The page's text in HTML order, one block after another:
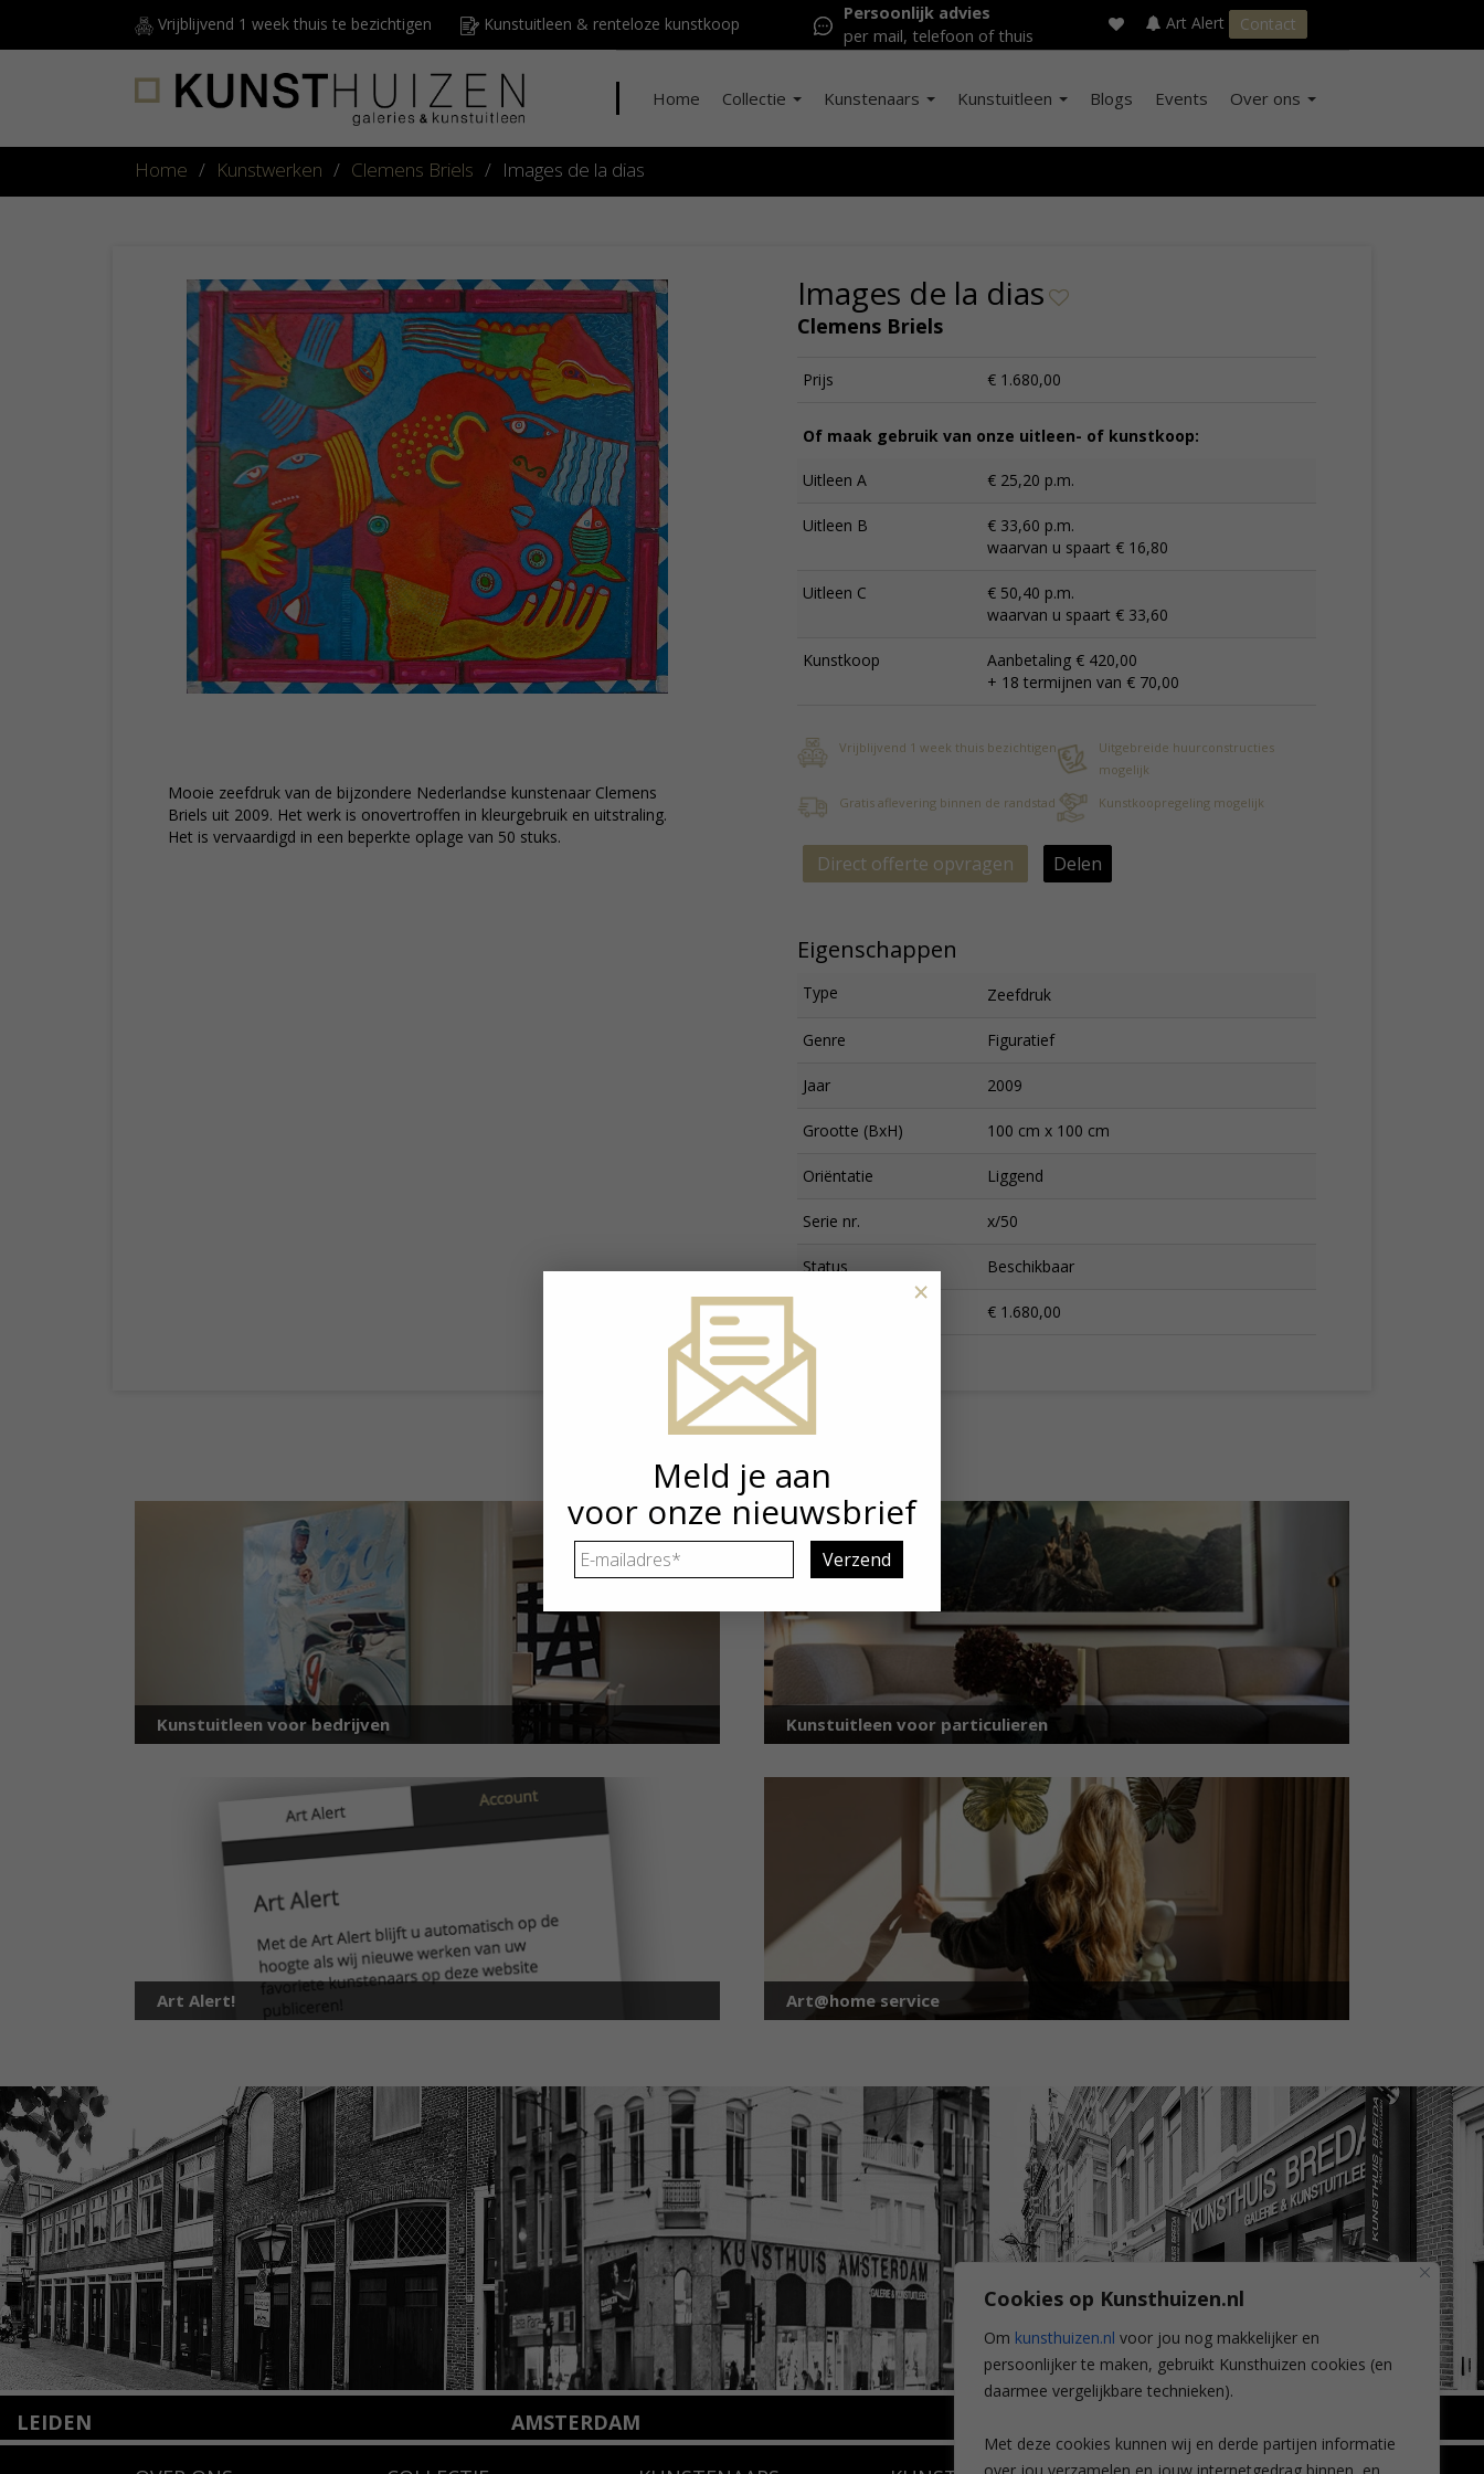
Cookies op Kunsthuizen.nl
Om kunsthuizen.nl voor jou nog makkelijker en
persoonlijker te maken, gebruikt Kunsthuizen cookies (en
daarmee vergelijkbare technieken).
Met deze cookies kunnen wij en derde partijen informatie
Vrijblijvend 1 week thuis te bezichtigen Kunstuitleen & renteloze kunstkoop
Persoonlijk advies
per mail, telefoon of thuis
Art Alert Contact
Home Collectie Kunstenaars Kunstuitleen Blogs Events Over ons
Home / Kunstwerken / Clemens Briels / Images de la dias
Mooie zeefdruk van de bijzondere Nederlandse kunstenaar Clemens
Briels uit 2009. Het werk is onovertroffen in kleurgebruik en uitstraling.
Het is vervaardigd in een beperkte oplage van 50 stuks.
Images de la dias
Clemens Briels
Prijs € 1.680,00
Of maak gebruik van onze uitleen- of kunstkoop:
Uitleen A € 25,20 p.m.
Uitleen B
€ 33,60 p.m.
waarvan u spaart € 16,80
Uitleen C
€ 50,40 p.m.
waarvan u spaart € 33,60
Kunstkoop
Aanbetaling € 420,00
+ 18 termijnen van € 70,00
Vrijblijvend 1 week thuis bezichtigen
Uitgebreide huurconstructies
mogelijk
Gratis aflevering binnen de randstad
Kunstkoopregeling mogelijk
Direct offerte opvragen Delen
Eigenschappen
Type Zeefdruk
Genre Figuratief
Jaar 2009
Grootte (BxH) 100 cm x 100 cm
Oriëntatie Liggend
Serie nr. x/50
Status Beschikbaar
€ 1.680,00
Kunstuitleen voor bedrijven Kunstuitleen voor particulieren
Art Alert! Art@home service
LEIDEN AMSTERDAM
Wilhelminastraat 11
Meld je aan
voor onze nieuwsbrief
E-
mailadres *
×